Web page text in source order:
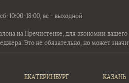
10:00-18:00, вс - выходной
на Пречистенке, для экономии
Это не обязательно, но может
ЕКАТЕРИНБУРГ КАЗАНЬ